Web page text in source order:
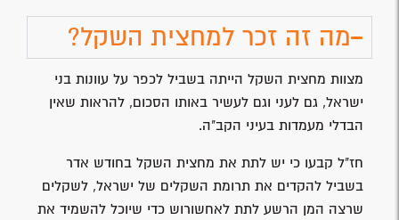
מה זה זכר למחצית השקל?
מצוות מחצית השקל הייתה בשביל לכפר על עוונות בני
ישראל, גם לעני וגם לעשיר באותו הסכום, להראות שאין
הבדלי מעמדות בעיני הקב"ה.
חז"ל קבעו כי יש לתת את מחצית השקל בחודש אדר
בשביל להקדים את תרומת השקלים של ישראל, לשקלים
שרצה המן הרשע לתת לאחשורוש כדי שיוכל להשמיד את